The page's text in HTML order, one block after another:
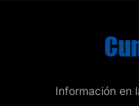
Información en